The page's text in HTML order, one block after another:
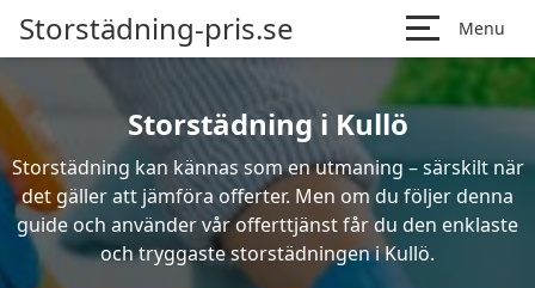
Storstädning-pris.se Menu
Storstädning i Kullö
Storstädning kan kännas som en utmaning – särskilt när
det gäller att jämföra offerter. Men om du följer denna
guide och använder vår offerttjänst får du den enklaste
och tryggaste storstädningen i Kullö.